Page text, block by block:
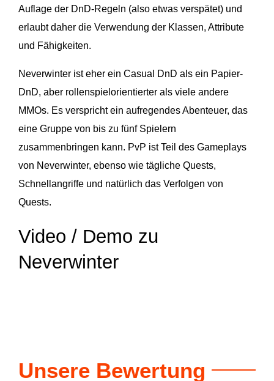
Auflage der DnD-Regeln (also etwas verspätet) und
erlaubt daher die Verwendung der Klassen, Attribute
und Fähigkeiten.
Neverwinter ist eher ein Casual DnD als ein Papier-
DnD, aber rollenspielorientierter als viele andere
MMOs. Es verspricht ein aufregendes Abenteuer, das
eine Gruppe von bis zu fünf Spielern
zusammenbringen kann. PvP ist Teil des Gameplays
von Neverwinter, ebenso wie tägliche Quests,
Schnellangriffe und natürlich das Verfolgen von
Quests.
Video / Demo zu
Neverwinter
Unsere Bewertung